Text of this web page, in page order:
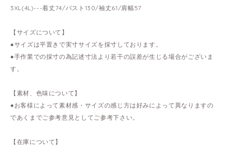
3XL(4L)---着丈74/バスト130/袖丈61/肩幅57
【サイズについて】
●サイズは平置きで実寸サイズを採寸しております。
●手作業での採寸の為記述寸法より若干の誤差が生じる場合がございま
す。
【素材、色味について】
●お客様によって素材感・サイズの感じ方は好みによって異なりますの
であくまでご参考意見としてご参考下さい。
【在庫について】